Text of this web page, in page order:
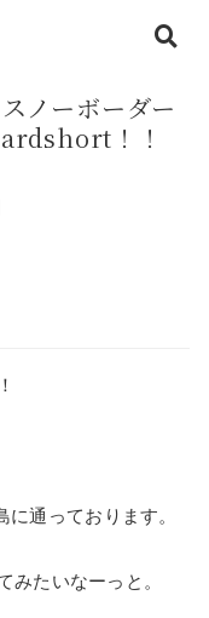
ノーボーダー
！！
通っております。
たいなーっと。